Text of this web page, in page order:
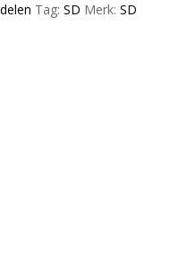
Tag: SD Merk: SD